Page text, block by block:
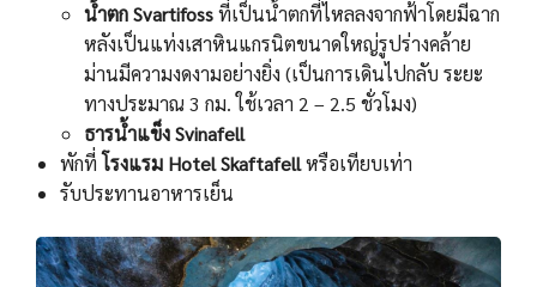
นํ้าตก Svartifossที่เป็นนํ้าตกที่ไหลลงจากฟ้าโดยมีฉาก
หลังเป็นแท่งเสาหินแกรนิตขนาดใหญ่รูปร่างคล้าย
ม่านมีความงดงามอย่างยิ่ง (เป็นการเดินไปกลับ ระยะ
ทางประมาณ 3 กม. ใช้เวลา 2 – 2.5 ชั่วโมง)
ธารน้ำแข็ง Svinafell
พักที่ โรงแรม Hotel Skaftafellหรือเทียบเท่า
รับประทานอาหารเย็น